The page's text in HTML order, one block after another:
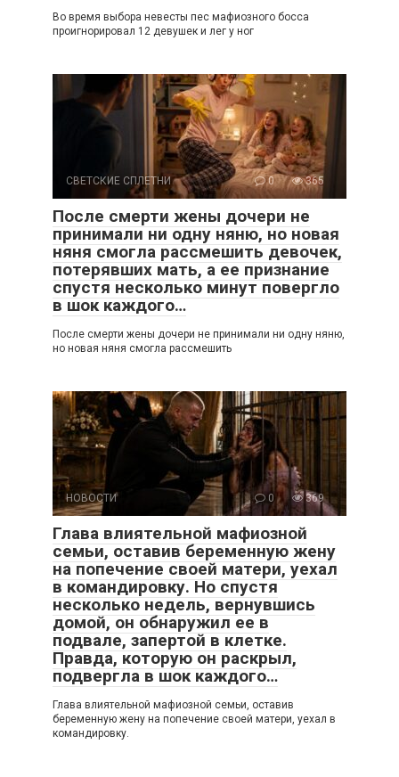
Во время выбора невесты пес мафиозного босса
проигнорировал 12 девушек и лег у ног
СВЕТСКИЕ СПЛЕТНИ 0 365
После смерти жены дочери не
принимали ни одну няню, но новая
няня смогла рассмешить девочек,
потерявших мать, а ее признание
спустя несколько минут повергло
в шок каждого…
После смерти жены дочери не принимали ни одну няню,
но новая няня смогла рассмешить
НОВОСТИ 0 369
Глава влиятельной мафиозной
семьи, оставив беременную жену
на попечение своей матери, уехал
в командировку. Но спустя
несколько недель, вернувшись
домой, он обнаружил ее в
подвале, запертой в клетке.
Правда, которую он раскрыл,
подвергла в шок каждого…
Глава влиятельной мафиозной семьи, оставив
беременную жену на попечение своей матери, уехал в
командировку.